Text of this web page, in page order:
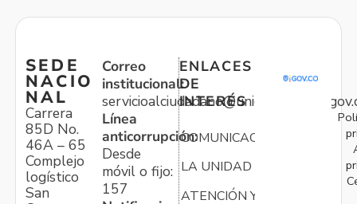
SEDE
NACIO
NAL
Carrera
85D No.
46A – 65
Complejo
logístico
San
Correo
institucional:
Línea
anticorrupción:
Desde
móvil o fijo:
157
ENLACES
DE
INTERÉS
COMUNICACIONES
LA UNIDAD
ATENCIÓN Y